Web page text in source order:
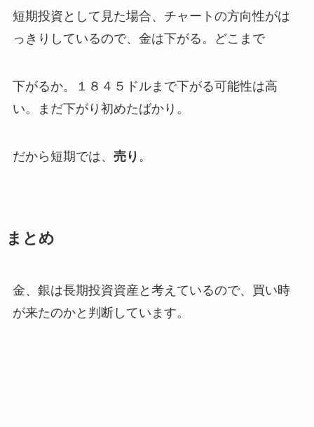
短期投資として見た場合、チャートの方向性がは
っきりしているので、金は下がる。どこまで
下がるか。１８４５ドルまで下がる可能性は高
い。まだ下がり初めたばかり。
だから短期では、 売り 。
まとめ
金、銀は長期投資資産と考えているので、買い時
が来たのかと判断しています。